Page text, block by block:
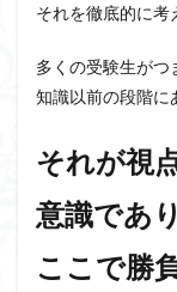
それを徹底的に考
多くの受験生がつ
知識以前の段階に
それが視
意識であ
ここで勝